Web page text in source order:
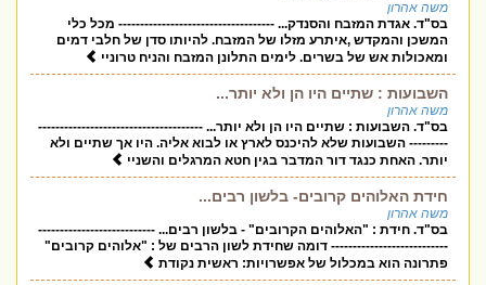
משה אהרון
בס"ד. אגדת המזבח והסנדק... ------------------------------------ מכל כלי
המשכן והמקדש ,איתרע מזלו של המזבח. להיותו סדן של חלבי דמים
ומאכולות אש של בשרים. לימים התלונן המזבח והניח טרוניי
השבועות : שתיים היו הן ולא יותר...
משה אהרון
בס"ד. השבועות : שתיים היו הן ולא יותר... --------------------------------------
--------- השבועות שלא להיכנס לארץ או לבוא אליה. היו אך שתיים ולא
יותר. האחת כנגד דור המדבר בגין חטא המרגלים והשניי
חידת האלוהים קרובים- בלשון רבים...
משה אהרון
בס"ד. חידת : "האלוהים הקרובים" - בלשון רבים... ---------------------------
--------------------------- דומה שחידת לשון הרבים של : "אלוהים קרובים"
פתרונה הוא במכלול של אפשרויות: ראשית נקודת